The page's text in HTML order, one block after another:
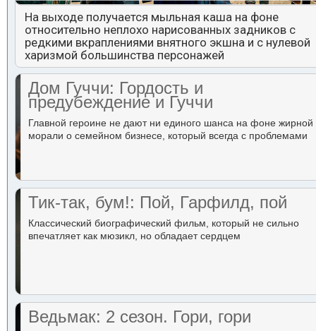
На выходе получается мыльная каша на фоне
относительно неплохо нарисованных задников с
редкими вкраплениями внятного экшна и с нулевой
харизмой большинства персонажей
Дом Гуччи: Гордость и
предубеждение и Гуччи
Главной героине не дают ни единого шанса на фоне жирной
морали о семейном бизнесе, который всегда с проблемами
Тик-так, бум!: Пой, Гарфилд, пой
Классический биографический фильм, который не сильно
впечатляет как мюзикл, но обладает сердцем
Ведьмак: 2 сезон. Гори, гори